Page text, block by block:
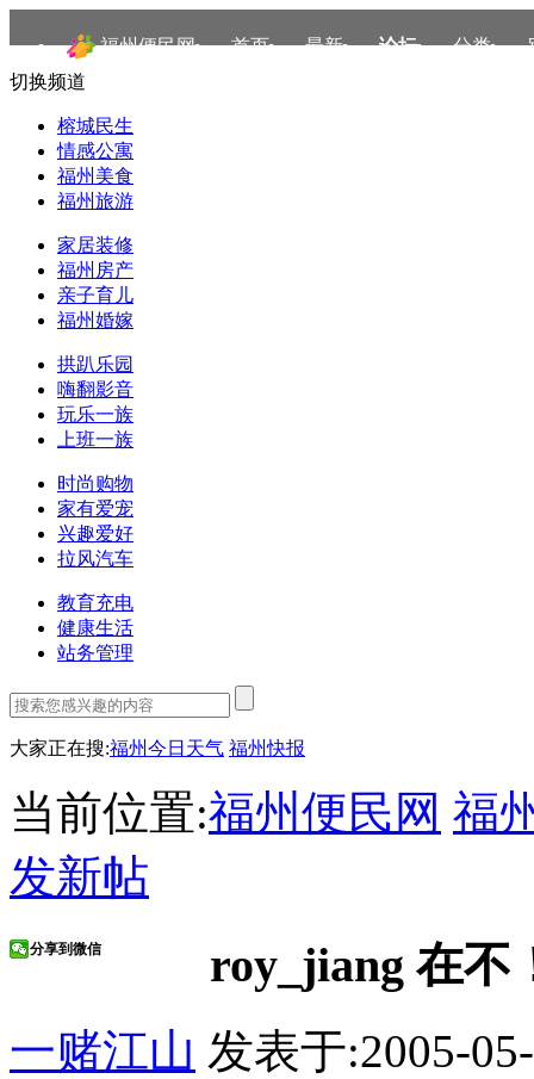
福州便民网 首页 最新 论坛 分类
切换频道
榕城民生
情感公寓
福州美食
福州旅游
家居装修
福州房产
亲子育儿
福州婚嫁
拱趴乐园
嗨翻影音
玩乐一族
上班一族
时尚购物
家有爱宠
兴趣爱好
拉风汽车
教育充电
健康生活
站务管理
大家正在搜:福州今日天气 福州快报
当前位置:福州便民网 福
发新帖
roy_jiang 在不
分享到微信
一赌江山 发表于:2005-